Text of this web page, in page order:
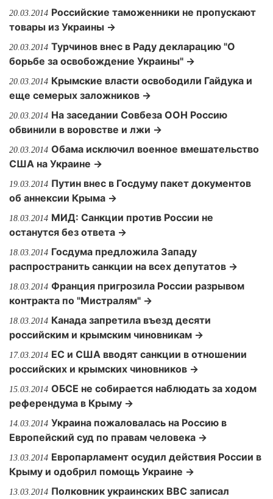
20.03.2014 Российские таможенники не пропускают
товары из Украины →
20.03.2014 Турчинов внес в Раду декларацию "О
борьбе за освобождение Украины" →
20.03.2014 Крымские власти освободили Гайдука и
еще семерых заложников →
20.03.2014 На заседании Совбеза ООН Россию
обвинили в воровстве и лжи →
20.03.2014 Обама исключил военное вмешательство
США на Украине →
19.03.2014 Путин внес в Госдуму пакет документов
об аннексии Крыма →
18.03.2014 МИД: Санкции против России не
останутся без ответа →
18.03.2014 Госдума предложила Западу
распространить санкции на всех депутатов →
18.03.2014 Франция пригрозила России разрывом
контракта по "Мистралям" →
18.03.2014 Канада запретила въезд десяти
российским и крымским чиновникам →
17.03.2014 ЕС и США вводят санкции в отношении
российских и крымских чиновников →
15.03.2014 ОБСЕ не собирается наблюдать за ходом
референдума в Крыму →
14.03.2014 Украина пожаловалась на Россию в
Европейский суд по правам человека →
13.03.2014 Европарламент осудил действия России в
Крыму и одобрил помощь Украине →
13.03.2014 Полковник украинских ВВС записал